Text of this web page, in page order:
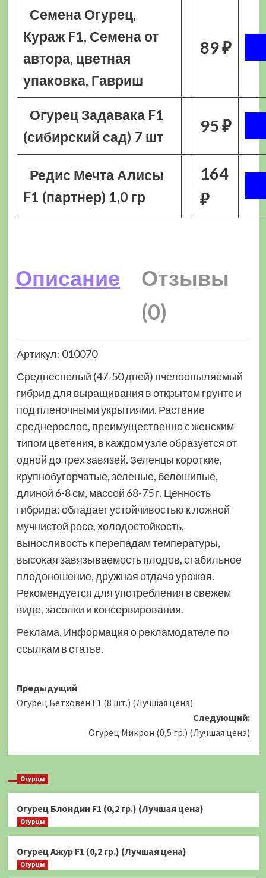
Семена Огурец,
Кураж F1, Семена от
автора, цветная
упаковка, Гавриш
89 ₽
Огурец Задавака F1
(сибирский сад) 7 шт
95 ₽
Редис Мечта Алисы
F1 (партнер) 1,0 гр
164
₽
Описание
Отзывы
(0)
Артикул: 010070
Среднеспелый (47-50 дней) пчелоопыляемый
гибрид для выращивания в открытом грунте и
под пленочными укрытиями. Растение
среднерослое, преимущественно с женским
типом цветения, в каждом узле образуется от
одной до трех завязей. Зеленцы короткие,
крупнобугорчатые, зеленые, белошипые,
длиной 6-8 см, массой 68-75 г. Ценность
гибрида: обладает устойчивостью к ложной
мучнистой росе, холодостойкость,
выносливость к перепадам температуры,
высокая завязываемость плодов, стабильное
плодоношение, дружная отдача урожая.
Рекомендуется для употребления в свежем
виде, засолки и консервирования.
Реклама. Информация о рекламодателе по
ссылкам в статье.
Навигация
записи
Предыдущий
Огурец Бетховен F1 (8 шт.) (Лучшая цена)
Следующий:
Огурец Микрон (0,5 гр.) (Лучшая цена)
Огурцы
Огурец Блондин F1 (0,2 гр.) (Лучшая цена)
Огурцы
Огурец Ажур F1 (0,2 гр.) (Лучшая цена)
Огурцы